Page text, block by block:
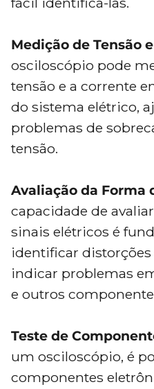
Medição de Tensão
osciloscópio pode
tensão e a corrente
do sistema elétrico,
problemas de
tensão.
Avaliação da Forma
capacidade de
sinais elétricos é
identificar
indicar problemas
e outros
Teste de
um osciloscópio, é
componentes